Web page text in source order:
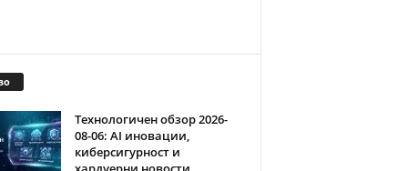
Технологичен обзор 2026-
08-06: AI иновации,
киберсигурност и